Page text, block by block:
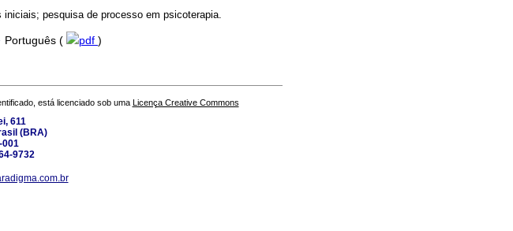
pesquisa de processo em psicoterapia.
Português ( pdf )
está licenciado sob uma Licença Creative Commons
611
(BRA)
001
9732